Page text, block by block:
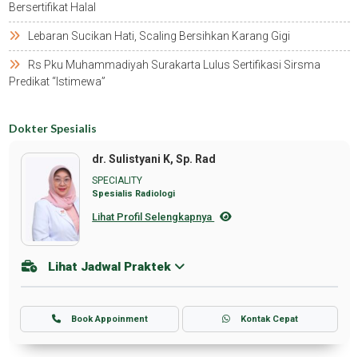
Bersertifikat Halal
Lebaran Sucikan Hati, Scaling Bersihkan Karang Gigi
Rs Pku Muhammadiyah Surakarta Lulus Sertifikasi Sirsma
Predikat “istimewa”
Dokter Spesialis
dr. Sulistyani K, Sp. Rad
SPECIALITY
Spesialis Radiologi
Lihat Profil Selengkapnya
Lihat Jadwal Praktek
Book Appoinment Kontak Cepat